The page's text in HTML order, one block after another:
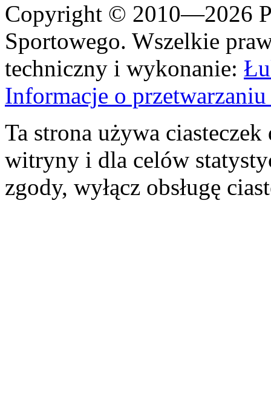
Copyright © 2010—2026
Sportowego. Wszelkie
techniczny i wykonanie:
Informacje o
Ta strona używa
witryny i dla celów
zgody, wyłącz obsługę